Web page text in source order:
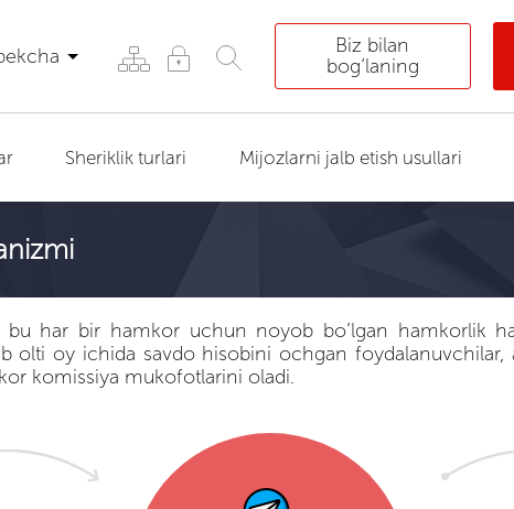
Biz bilan
bog‘laning
Sheriklik turlari Mijozlarni jalb etish usullari
har bir hamkor uchun noyob bo’lgan hamkorlik
olti oy ichida savdo hisobini ochgan
komissiya mukofotlarini oladi.